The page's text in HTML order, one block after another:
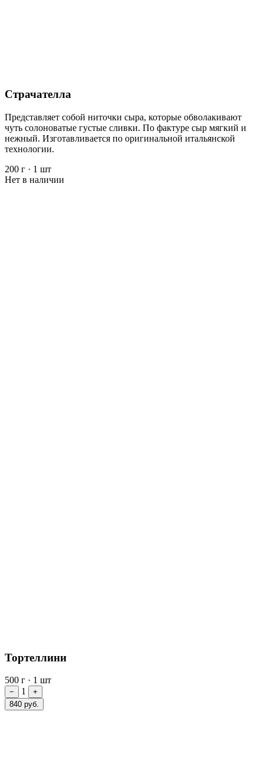
Страчателла
Представляет собой ниточки сыра, которые обволакивают
чуть солоноватые густые сливки. По фактуре сыр мягкий и
нежный. Изготавливается по оригинальной итальянской
технологии.
200 г · 1 шт
Нет в наличии
Тортеллини
500 г · 1 шт
− 1
+
840 руб.